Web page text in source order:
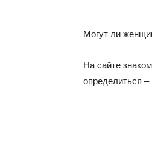
Могут ли
На сайте
определиться